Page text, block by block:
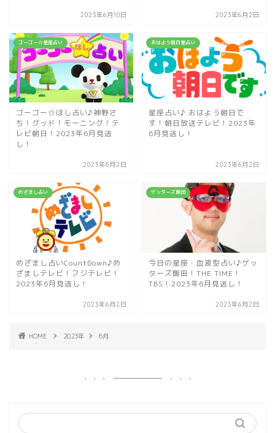
2023年6月10日 2023年6月2日
ゴーゴー☆星座占い
ゴーゴー☆ほし占い♪神野さ
ち！グッド！モーニング！テ
レビ朝日！2023年6月見逃
し！
2023年6月2日
おはよう朝日星占い
星座占い♪ おはよう朝日で
す！朝日放送テレビ！2023年
6月見逃し！
2023年6月2日
めざまし占い
めざまし占いCountDown♪め
ざましテレビ！フジテレビ！
2023年6月見逃し！
2023年6月2日
ゲッターズ飯田
今日の星座・血液型占い♪ゲッ
ターズ飯田！THE TIME！
TBS！2023年6月見逃し！
2023年6月2日
HOME 2023年 6月